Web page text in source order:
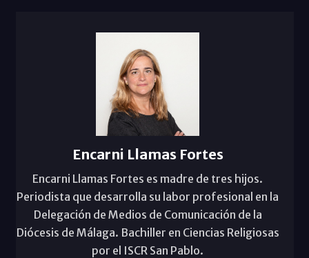
Encarni Llamas Fortes
Encarni Llamas Fortes es madre de tres hijos.
Periodista que desarrolla su labor profesional en la
Delegación de Medios de Comunicación de la
Diócesis de Málaga. Bachiller en Ciencias Religiosas
por el ISCR San Pablo.